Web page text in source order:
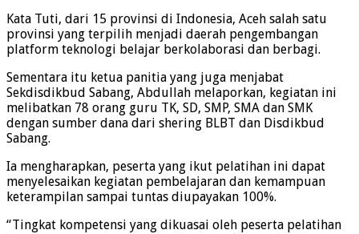
Kata Tuti, dari 15 provinsi di Indonesia, Aceh salah satu
provinsi yang terpilih menjadi daerah pengembangan
platform teknologi belajar berkolaborasi dan berbagi.
Sementara itu ketua panitia yang juga menjabat
Sekdisdikbud Sabang, Abdullah melaporkan, kegiatan ini
melibatkan 78 orang guru TK, SD, SMP, SMA dan SMK
dengan sumber dana dari shering BLBT dan Disdikbud
Sabang.
Ia mengharapkan, peserta yang ikut pelatihan ini dapat
menyelesaikan kegiatan pembelajaran dan kemampuan
keterampilan sampai tuntas diupayakan 100%.
“Tingkat kompetensi yang dikuasai oleh peserta pelatihan